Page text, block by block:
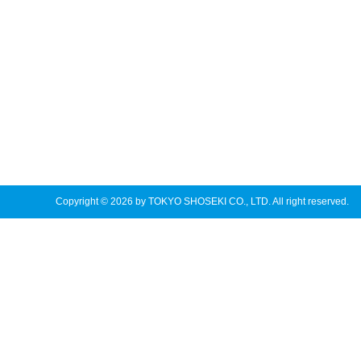
Copyright © 2026 by TOKYO SHOSEKI CO., LTD. All right reserved.